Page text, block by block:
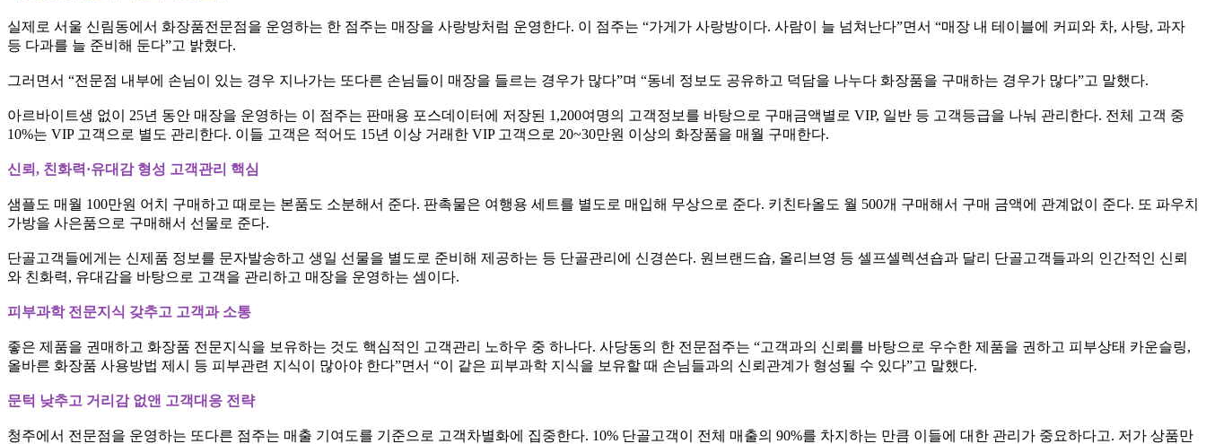
실제로 서울 신림동에서 화장품전문점을 운영하는 한 점주는 매장을 사랑방처럼 운영한다. 이 점주는 “가게가 사랑방이다. 사람이 늘 넘쳐난다”면서 “매장 내 테이블에 커피와 차, 사탕, 과자
등 다과를 늘 준비해 둔다”고 밝혔다.
그러면서 “전문점 내부에 손님이 있는 경우 지나가는 또다른 손님들이 매장을 들르는 경우가 많다”며 “동네 정보도 공유하고 덕담을 나누다 화장품을 구매하는 경우가 많다”고 말했다.
아르바이트생 없이 25년 동안 매장을 운영하는 이 점주는 판매용 포스데이터에 저장된 1,200여명의 고객정보를 바탕으로 구매금액별로 VIP, 일반 등 고객등급을 나눠 관리한다. 전체 고객 중
10%는 VIP 고객으로 별도 관리한다. 이들 고객은 적어도 15년 이상 거래한 VIP 고객으로 20~30만원 이상의 화장품을 매월 구매한다.
신뢰, 친화력·유대감 형성 고객관리 핵심
샘플도 매월 100만원 어치 구매하고 때로는 본품도 소분해서 준다. 판촉물은 여행용 세트를 별도로 매입해 무상으로 준다. 키친타올도 월 500개 구매해서 구매 금액에 관계없이 준다. 또 파우치
가방을 사은품으로 구매해서 선물로 준다.
단골고객들에게는 신제품 정보를 문자발송하고 생일 선물을 별도로 준비해 제공하는 등 단골관리에 신경쓴다. 원브랜드숍, 올리브영 등 셀프셀렉션숍과 달리 단골고객들과의 인간적인 신뢰
와 친화력, 유대감을 바탕으로 고객을 관리하고 매장을 운영하는 셈이다.
피부과학 전문지식 갖추고 고객과 소통
좋은 제품을 권매하고 화장품 전문지식을 보유하는 것도 핵심적인 고객관리 노하우 중 하나다. 사당동의 한 전문점주는 “고객과의 신뢰를 바탕으로 우수한 제품을 권하고 피부상태 카운슬링,
올바른 화장품 사용방법 제시 등 피부관련 지식이 많아야 한다”면서 “이 같은 피부과학 지식을 보유할 때 손님들과의 신뢰관계가 형성될 수 있다”고 말했다.
문턱 낮추고 거리감 없앤 고객대응 전략
청주에서 전문점을 운영하는 또다른 점주는 매출 기여도를 기준으로 고객차별화에 집중한다. 10% 단골고객이 전체 매출의 90%를 차지하는 만큼 이들에 대한 관리가 중요하다고. 저가 상품만